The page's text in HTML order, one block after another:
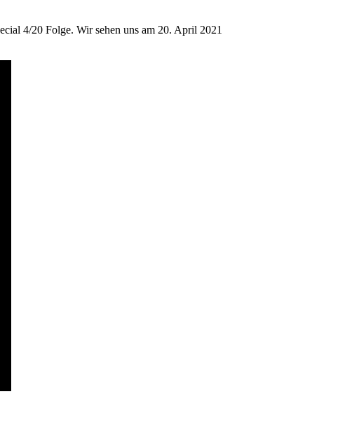
4/20 Folge. Wir sehen uns am 20. April 2021